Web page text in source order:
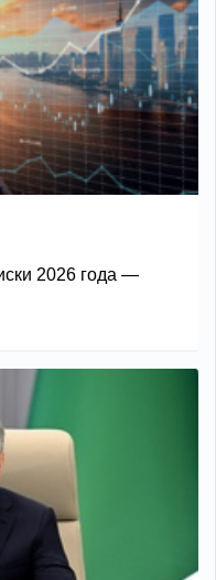
2026 года —